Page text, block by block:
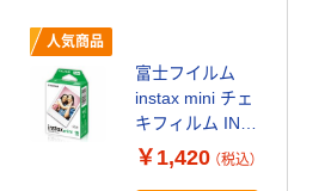
人気商品
富士フイルム
instax mini チェ
キフィルム INS
MINI JP1 1パッ
ク（10枚入り）
￥1,420 （税込）